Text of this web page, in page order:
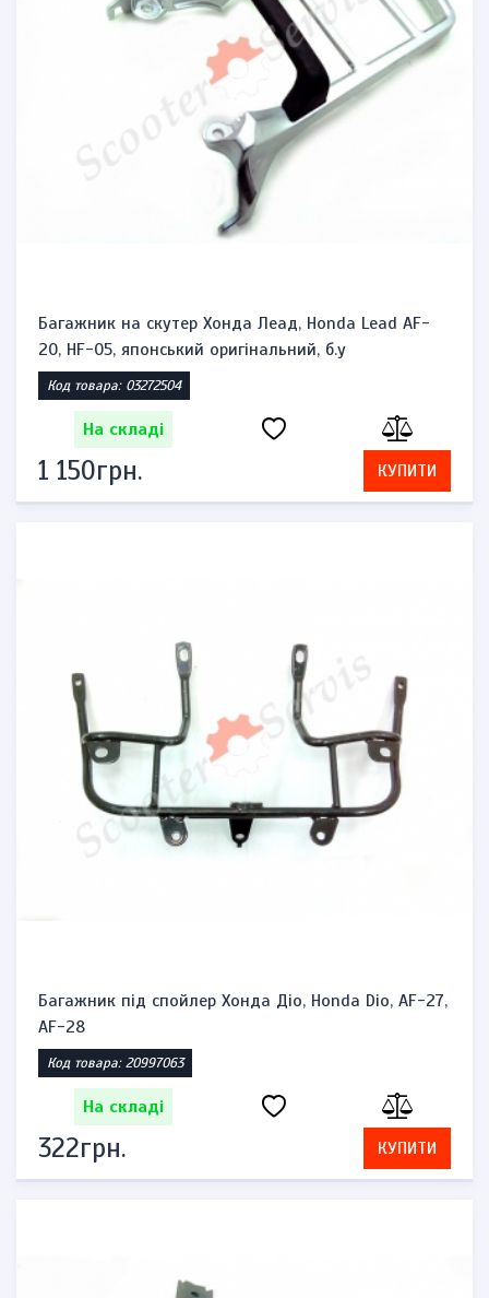
Багажник на скутер Хонда Леад, Honda Lead AF-
20, HF-05, японський оригінальний, б.у
Код товара: 03272504
На складі
1 150грн. КУПИТИ
Багажник під спойлер Хонда Діо, Honda Dio, AF-27,
AF-28
Код товара: 20997063
На складі
322грн. КУПИТИ